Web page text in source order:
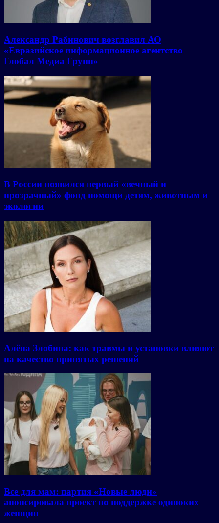
Александр Рабинович возглавил АО
«Евразийское информационное агентство
Глобал Медиа Групп»
В России появился первый «вечный и
прозрачный» фонд помощи детям, животным и
экологии
Алёна Злобина: как травмы и установки влияют
на качество принятых решений
Все для мам: партия «Новые люди»
анонсировала проект по поддержке одиноких
женщин